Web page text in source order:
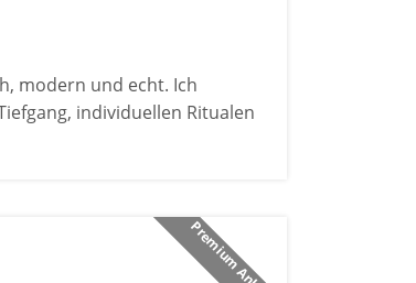
modern und echt. Ich
individuellen Ritualen